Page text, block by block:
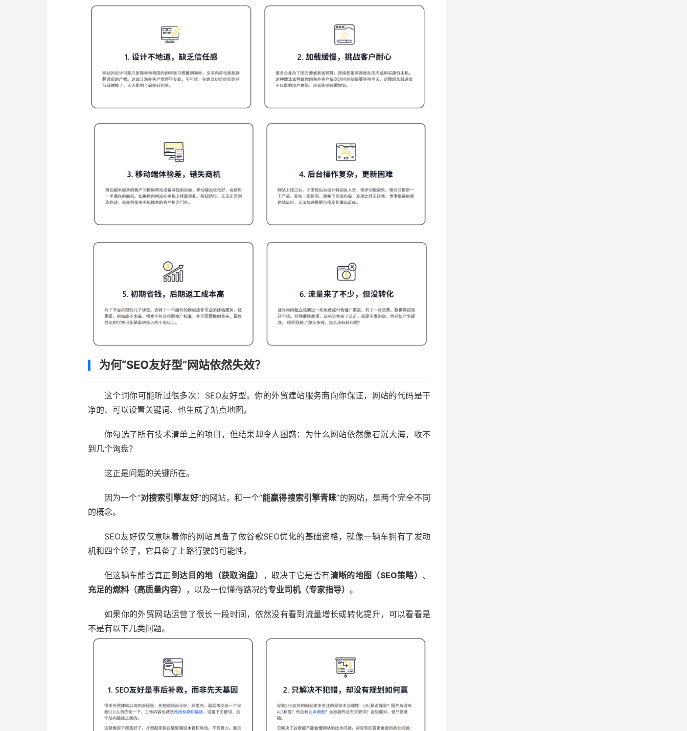
为何“SEO友好型”网站依然失效？
这个词你可能听过很多次：SEO友好型。你的外贸建站服务商向你保证，网站的代码是干
净的、可以设置关键词、也生成了站点地图。
你勾选了所有技术清单上的项目，但结果却令人困惑：为什么网站依然像石沉大海，收不
到几个询盘？
这正是问题的关键所在。
因为一个“对搜索引擎友好”的网站，和一个“能赢得搜索引擎青睐”的网站，是两个完全不同
的概念。
SEO友好仅仅意味着你的网站具备了做谷歌SEO优化的基础资格，就像一辆车拥有了发动
机和四个轮子，它具备了上路行驶的可能性。
但这辆车能否真正到达目的地（获取询盘） ，取决于它是否有清晰的地图（SEO策略） 、
充足的燃料（高质量内容） ，以及一位懂得路况的专业司机（专家指导） 。
如果你的外贸网站运营了很长一段时间，依然没有看到流量增长或转化提升，可以看看是
不是有以下几类问题。